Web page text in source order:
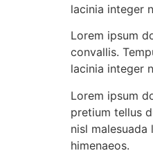
lacinia integer
Lorem ipsum
convallis.
lacinia integer
Lorem ipsum
pretium tellus
nisl
himenaeos.